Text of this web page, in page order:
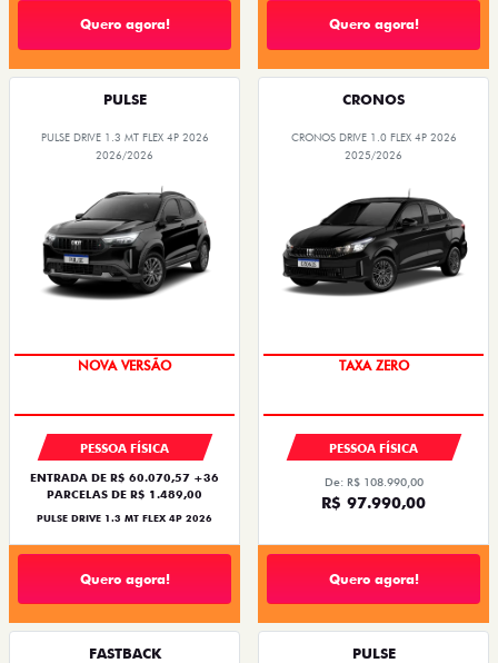
Quero agora! Quero agora!
PULSE
PULSE DRIVE 1.3 MT FLEX 4P 2026
2026/2026
NOVA VERSÃO
PESSOA FÍSICA
ENTRADA DE R$ 60.070,57 +36
PARCELAS DE R$ 1.489,00
PULSE DRIVE 1.3 MT FLEX 4P 2026
Quero agora!
CRONOS
CRONOS DRIVE 1.0 FLEX 4P 2026
2025/2026
TAXA ZERO
PESSOA FÍSICA
De: R$ 108.990,00
R$ 97.990,00
Quero agora!
FASTBACK PULSE